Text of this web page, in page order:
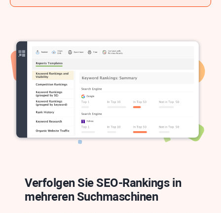
Verfolgen Sie SEO-Rankings in
mehreren Suchmaschinen